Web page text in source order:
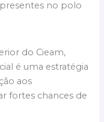
no polo
do Cieam,
é uma estratégia
aos
fortes chances de